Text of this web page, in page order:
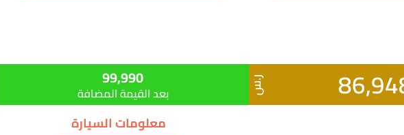
ر.س 99,990
بعد القيمة المضافة
معلومات السيارة